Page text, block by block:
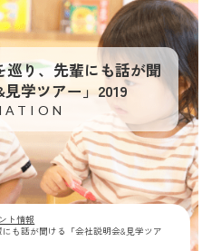
巡り、先輩にも話が聞
学ツアー」2019
ト情報
にも話が聞ける「会社説明会&見学ツア